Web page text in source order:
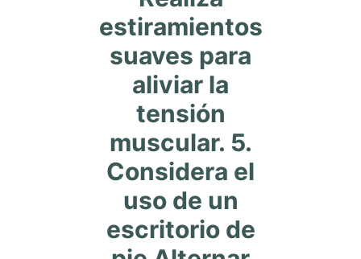
estiramientos
suaves para
aliviar la
tensión
muscular. 5.
Considera el
uso de un
escritorio de